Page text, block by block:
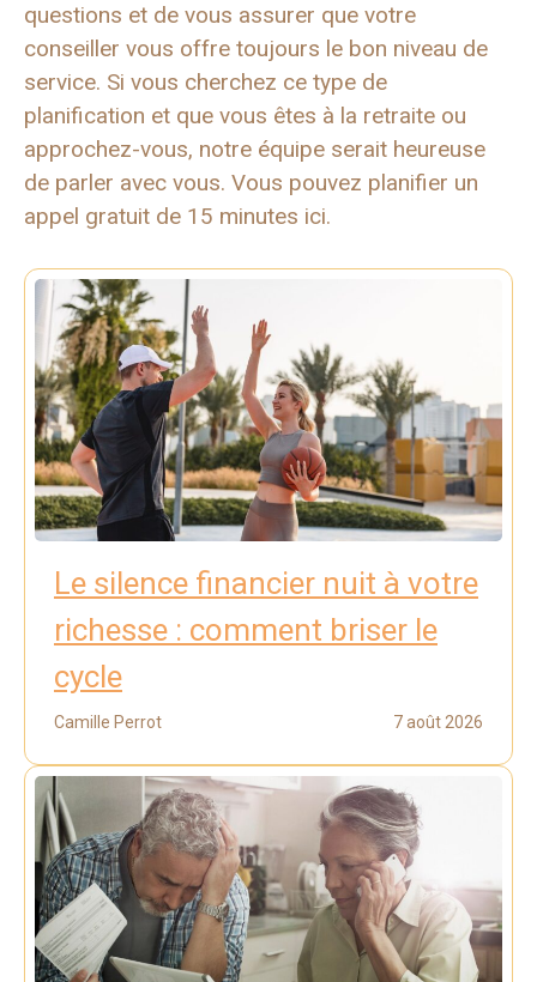
questions et de vous assurer que votre
conseiller vous offre toujours le bon niveau de
service. Si vous cherchez ce type de
planification et que vous êtes à la retraite ou
approchez-vous, notre équipe serait heureuse
de parler avec vous. Vous pouvez planifier un
appel gratuit de 15 minutes ici.
Le silence financier nuit à votre
richesse : comment briser le
cycle
Camille Perrot 7 août 2026